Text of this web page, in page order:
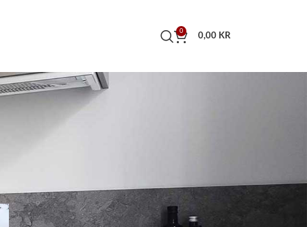
0
0,00 KR
Poolsten som lyfter